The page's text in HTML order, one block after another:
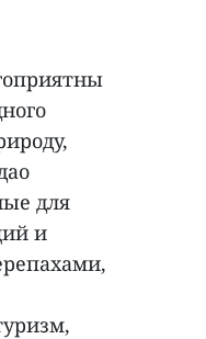
для
и